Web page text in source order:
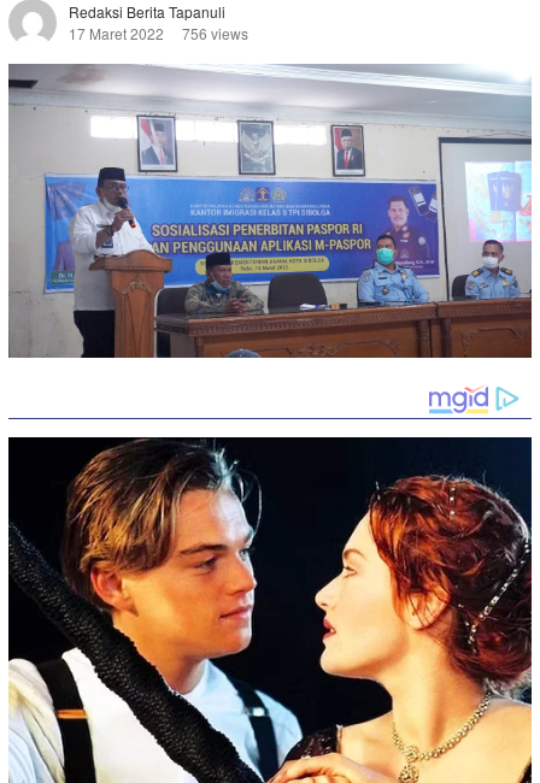
Redaksi Berita Tapanuli
17 Maret 2022
756 views